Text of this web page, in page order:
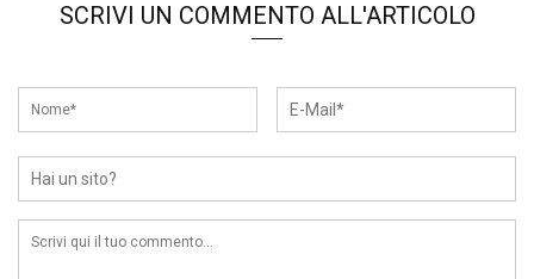
SCRIVI UN COMMENTO ALL'ARTICOLO